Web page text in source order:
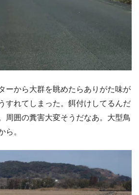
ーから大群を眺めたらありがた味が
すれてしまった。餌付けしてるんだ
周囲の糞害大変そうだなあ。大型鳥
ら。